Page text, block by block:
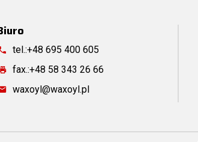
tel.:+48 695 400 605
fax.:+48 58 343 26 66
waxoyl@waxoyl.pl